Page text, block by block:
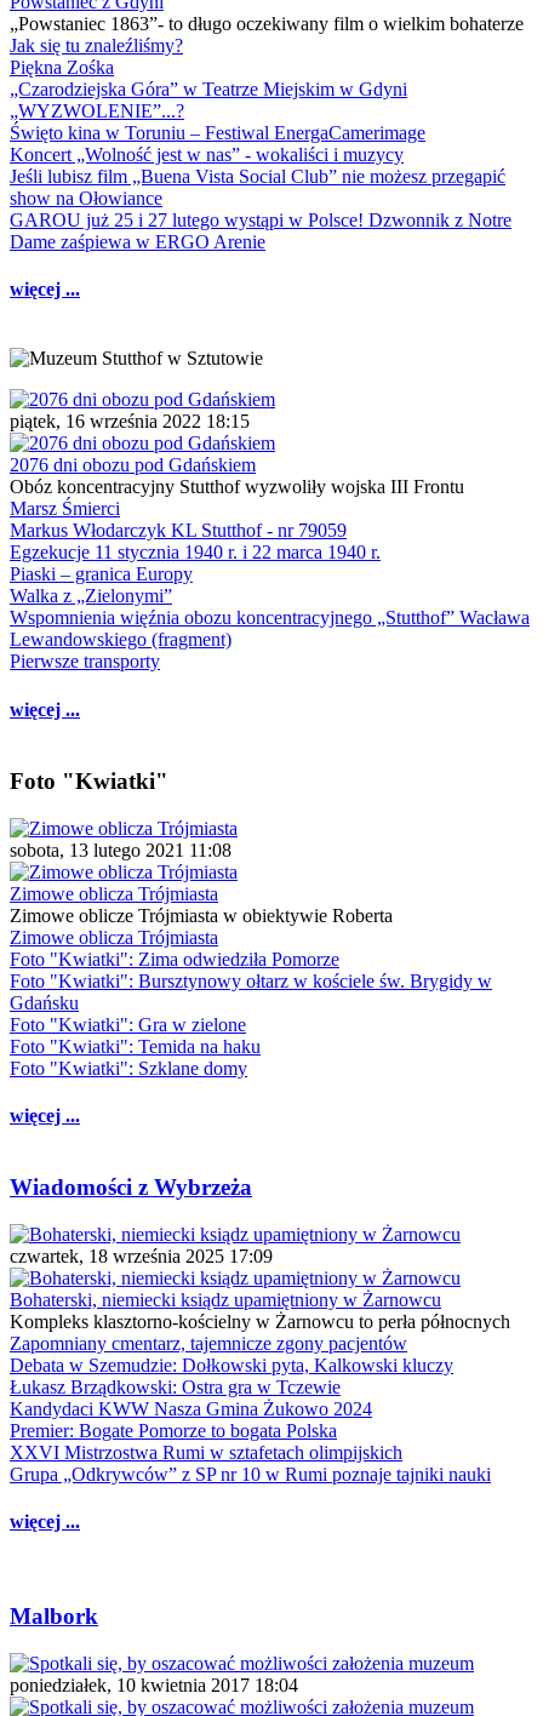
„Powstaniec 1863”- to długo oczekiwany film o wielkim bohaterze
Jak się tu znaleźliśmy?
Piękna Zośka
„Czarodziejska Góra” w Teatrze Miejskim w Gdyni
„WYZWOLENIE”...?
Święto kina w Toruniu – Festiwal EnergaCamerimage
Koncert „Wolność jest w nas” - wokaliści i muzycy
Jeśli lubisz film „Buena Vista Social Club” nie możesz przegapić
show na Ołowiance
GAROU już 25 i 27 lutego wystąpi w Polsce! Dzwonnik z Notre
Dame zaśpiewa w ERGO Arenie
więcej ...
piątek, 16 września 2022 18:15
2076 dni obozu pod Gdańskiem
Obóz koncentracyjny Stutthof wyzwoliły wojska III Frontu
Marsz Śmierci
Markus Włodarczyk KL Stutthof - nr 79059
Egzekucje 11 stycznia 1940 r. i 22 marca 1940 r.
Piaski – granica Europy
Walka z „Zielonymi”
Wspomnienia więźnia obozu koncentracyjnego „Stutthof” Wacława
Lewandowskiego (fragment)
Pierwsze transporty
więcej ...
Foto "Kwiatki"
sobota, 13 lutego 2021 11:08
Zimowe oblicza Trójmiasta
Zimowe oblicze Trójmiasta w obiektywie Roberta
Zimowe oblicza Trójmiasta
Foto "Kwiatki": Zima odwiedziła Pomorze
Foto "Kwiatki": Bursztynowy ołtarz w kościele św. Brygidy w
Gdańsku
Foto "Kwiatki": Gra w zielone
Foto "Kwiatki": Temida na haku
Foto "Kwiatki": Szklane domy
więcej ...
Wiadomości z Wybrzeża
czwartek, 18 września 2025 17:09
Bohaterski, niemiecki ksiądz upamiętniony w Żarnowcu
Kompleks klasztorno-kościelny w Żarnowcu to perła północnych
Zapomniany cmentarz, tajemnicze zgony pacjentów
Debata w Szemudzie: Dołkowski pyta, Kalkowski kluczy
Łukasz Brządkowski: Ostra gra w Tczewie
Kandydaci KWW Nasza Gmina Żukowo 2024
Premier: Bogate Pomorze to bogata Polska
XXVI Mistrzostwa Rumi w sztafetach olimpijskich
Grupa „Odkrywców” z SP nr 10 w Rumi poznaje tajniki nauki
więcej ...
Malbork
poniedziałek, 10 kwietnia 2017 18:04